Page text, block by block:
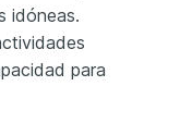
idóneas.
para